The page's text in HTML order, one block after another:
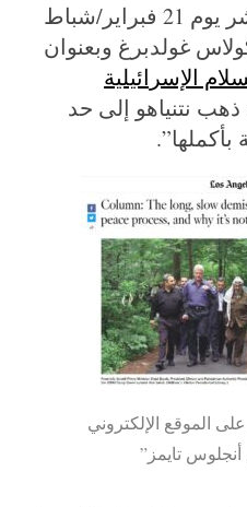
إذ جاء في المقال الذي نُشر يوم 21 فبراير/شباط
غولدبرغ وبعنوان
الإسرائيلية
نتنياهو إلى حد
بأكملها”.
الموقع الإلكتروني
تايمز”